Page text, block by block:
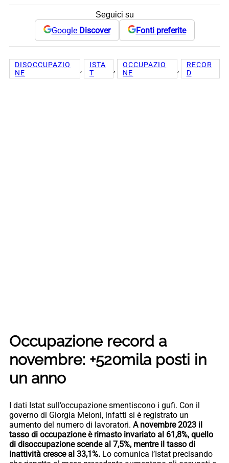
Seguici su
Google Discover Fonti preferite
DISOCCUPAZIO
NE
,
ISTA
T
,
OCCUPAZIO
NE
,
RECOR
D
Occupazione record a
novembre: +520mila posti in
un anno
I dati Istat sull’occupazione smentiscono i gufi. Con il
governo di Giorgia Meloni, infatti si è registrato un
aumento del numero di lavoratori. A novembre 2023 il
tasso di occupazione è rimasto invariato al 61,8%, quello
di disoccupazione scende al 7,5%, mentre il tasso di
inattività cresce al 33,1%. Lo comunica l’Istat precisando